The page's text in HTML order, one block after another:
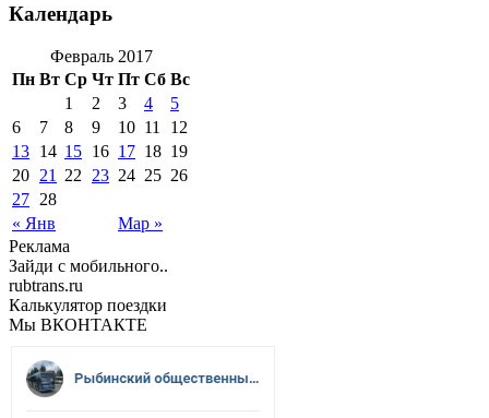
Календарь
Февраль 2017
Пн Вт Ср Чт Пт Сб Вс
« Янв Мар »
1 2 3 4
5
6
7 8 9 10 11
12
13 14 15 16 17 18 19
20 21 22 23 24 25 26
27 28
Реклама
Зайди с мобильного..
rubtrans.ru
Калькулятор поездки
Мы ВКОНТАКТЕ